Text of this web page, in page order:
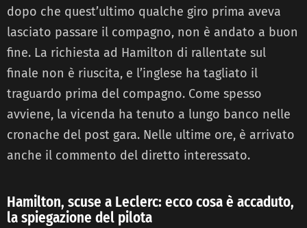
dopo che quest’ultimo qualche giro prima aveva
lasciato passare il compagno, non è andato a buon
fine. La richiesta ad Hamilton di rallentate sul
finale non è riuscita, e l’inglese ha tagliato il
traguardo prima del compagno. Come spesso
avviene, la vicenda ha tenuto a lungo banco nelle
cronache del post gara. Nelle ultime ore, è arrivato
anche il commento del diretto interessato.
Hamilton, scuse a Leclerc: ecco cosa è accaduto,
la spiegazione del pilota